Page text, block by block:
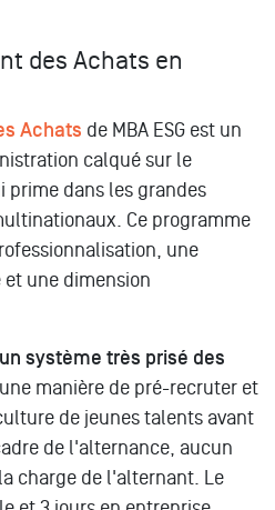
des Achats en
Achats de MBA ESG est un
calqué sur le
prime dans les grandes
Ce programme
une
une dimension
système très prisé des
manière de pré-recruter et
de jeunes talents avant
de l'alternance, aucun
charge de l'alternant. Le